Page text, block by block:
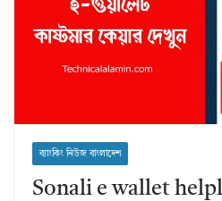
ব্যাংকিং নিউজ বাংলাদেশ
Sonali e wallet